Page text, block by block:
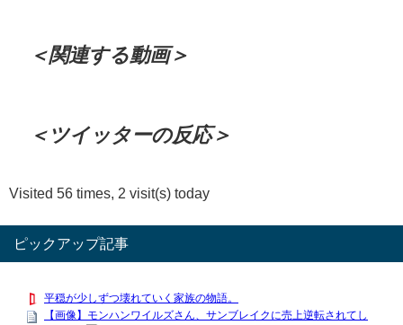
＜関連する動画＞
＜ツイッターの反応＞
Visited 56 times, 2 visit(s) today
ピックアップ記事